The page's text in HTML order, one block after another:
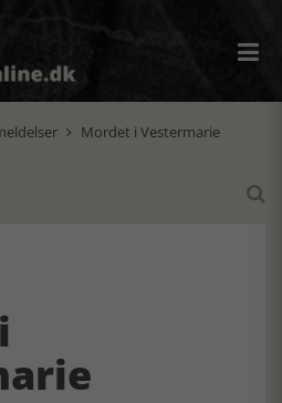
 Mordet i Vestermarie
